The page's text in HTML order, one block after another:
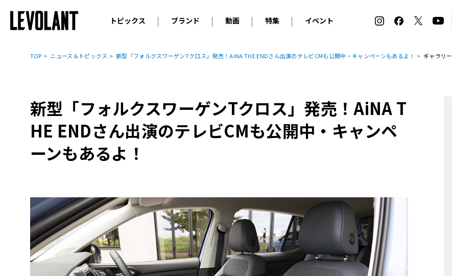
トピックス
ニュース
コラム
ブランド
輸入車 アウディ BMW
アルピナ
プジョー
ルノー
アバルト
フェラーリ
ランボルギーニ
マセラティ
アストン・マーティン
キャデラック
シボレー
ジープ
テスラ
ヒョンデ
BYD
その他
動画
オリジナル動画
特集
2026 サマータイヤ＆ホイール バイヤーズガイド
ホイールカタログ
タイヤ特集
イベント
ル・ボラン カーズ・ミート2026横浜
EV:LIFE KOBE 2025
ル・ボラン カーズ・ミート2025横浜
TOP ニュース＆トピックス 新型「フォルクスワーゲンTクロス」発売！AiNA THE ENDさん出演のテレビCMも公開中・キャンペーンもあるよ！ ギャラリー
新型「フォルクスワーゲンTクロス」発売！AiNA T
HE ENDさん出演のテレビCMも公開中・キャンペ
ーンもあるよ！